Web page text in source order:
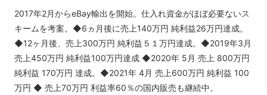
2017年2月からeBay輸出を開始。仕入れ資金がほぼ必要ないス
キームを考案。◆6ヵ月後に売上140万円 純利益26万円達成。
◆12ヶ月後、売上300万円 純利益５１万円達成。◆2019年3月
売上450万円 純利益100万円達成 ◆2020年 5月 売上 800万円
純利益 170万円 達成。◆2021年 4月 売上600万円 純利益 100
万円 ◆ 売上70万円 利益率60％の国内販売も継続中。